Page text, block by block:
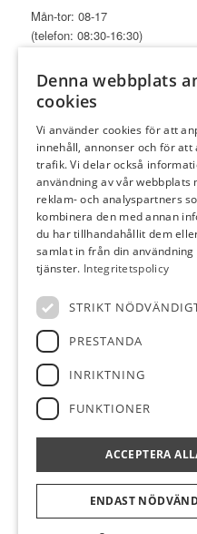
Mån-tor: 08-17
(telefon: 08:30-16:30)
(telefon: 08:30-14:30)
KONTAKT
Lidköpings golfklubb
Truve
info@lidkopingsgk.se
0510-54 61 44
FÖLJ OSS
Denna webbplats
cookies
Vi använder cookies för att
innehåll, annonser och för att
trafik. Vi delar också
användning av vår webbplats
reklam- och analyspartners
kombinera den med annan
du har tillhandahållit dem
samlat in från din användning
tjänster. Integritetspolicy
STRIKT
PRESTANDA
INRIKTNING
FUNKTIONER
ACCEPTERA
ENDAST